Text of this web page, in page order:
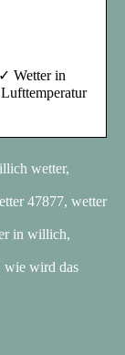
Wetter in
wetter,
47877, wetter
in willich,
wird das